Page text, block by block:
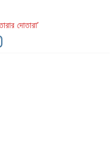
দোতারা’
উদযাপন